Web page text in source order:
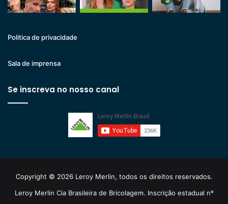
Politica de privacidade
Sala de imprensa
Se inscreva no nosso canal
Copyright © 2026 Leroy Merlin, todos os direitos reservados.
Leroy Merlin Cia Brasileira de Bricolagem. Inscrição estadual nº